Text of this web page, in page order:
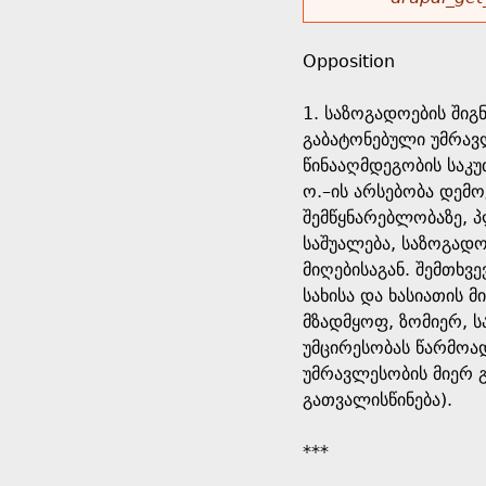
r
s
e
h
e
r
e
o
r
m
e
s
s
a
Opposition
1. საზოგადოების
გაბატონებული
წინააღმდეგობის
ო.–ის არსებობა
შემწყნარებლობაზე,
საშუალება,
მიღებისაგან.
სახისა და ხასიათის
მზადმყოფ, ზომიერ,
უმცირესობას
უმრავლესობის მიერ
გათვალისწინება).
***